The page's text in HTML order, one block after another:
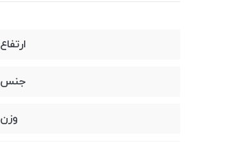
ارتفاع
جنس
وزن